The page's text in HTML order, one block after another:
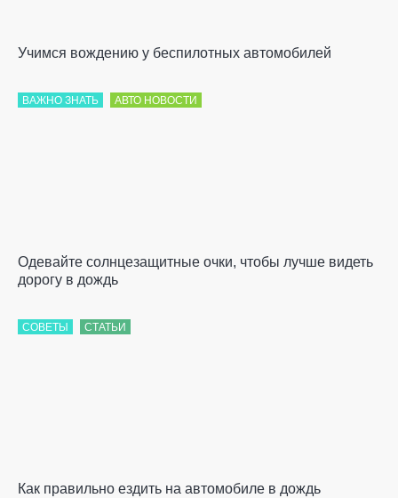
Учимся вождению у беспилотных автомобилей
ВАЖНО ЗНАТЬ АВТО НОВОСТИ
Одевайте солнцезащитные очки, чтобы лучше видеть
дорогу в дождь
СОВЕТЫ СТАТЬИ
Как правильно ездить на автомобиле в дождь